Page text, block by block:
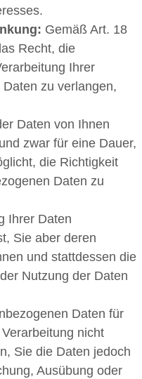
Gemäß Art. 18
Recht, die
Ihrer
zu verlangen,
Daten von Ihnen
zwar für eine Dauer,
die Richtigkeit
Daten zu
Ihrer Daten
Sie aber deren
und stattdessen die
Nutzung der Daten
Daten für
nicht
Sie die Daten jedoch
Ausübung oder